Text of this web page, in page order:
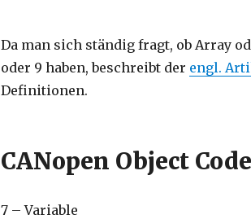
Da man sich ständig fragt, ob Array
oder 9 haben, beschreibt der engl.
Definitionen.
CANopen Object
7 – Variable